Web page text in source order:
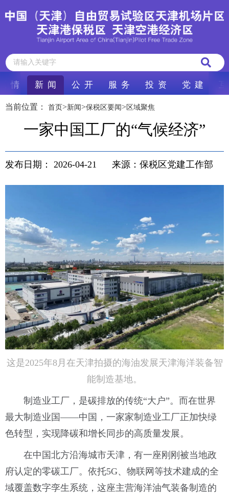
情 新 闻 公 开 服 务 投 资 党 建
当前位置： 首页>新闻>保税区要闻> 区域聚焦
一家中国工厂的“气候经济”
发布日期： 2026-04-21 来源：保税区党建工作部
这是2025年8月在天津拍摄的海油发展天津海洋装备智
能制造基地。
制造业工厂，是碳排放的传统“大户”。而在世界
最大制造业国——中国，一家家制造业工厂正加快绿
色转型，实现降碳和增长同步的高质量发展。
在中国北方沿海城市天津，有一座刚刚被当地政
府认定的零碳工厂。依托5G、物联网等技术建成的全
域覆盖数字孪生系统，这座主营海洋油气装备制造的